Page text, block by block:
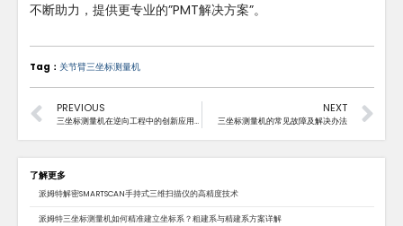
了解更多
派姆特解密SMARTSCAN手持式三维扫描仪的高精度技术
派姆特三坐标测量机如何精准建立坐标系？粗建系与精建系方案详解
不断助力，提供更专业的”PMT解决方案”。
Tag： 关节臂三坐标测量机
PREVIOUS
三坐标测量机在逆向工程中的创新应用与技术解析
NEXT
三坐标测量机的常见故障及解决办法